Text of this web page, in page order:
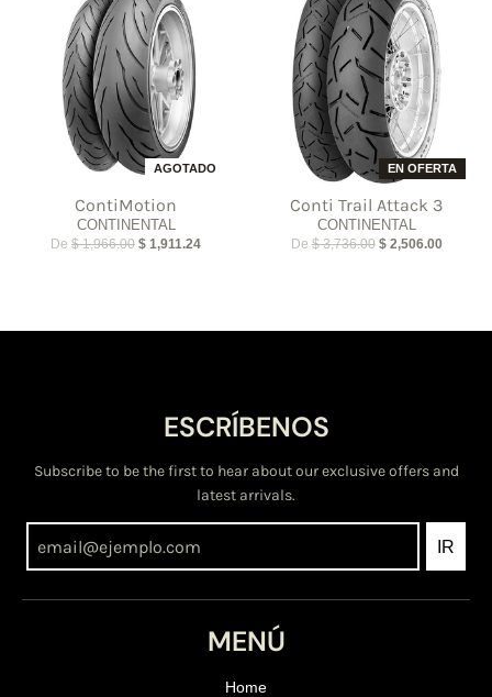
AGOTADO
ContiMotion
CONTINENTAL
De $ 1,966.00 $ 1,911.24
EN OFERTA
Conti Trail Attack 3
CONTINENTAL
De $ 3,736.00 $ 2,506.00
ESCRÍBENOS
Subscribe to be the first to hear about our exclusive offers and
latest arrivals.
IR
MENÚ
Home